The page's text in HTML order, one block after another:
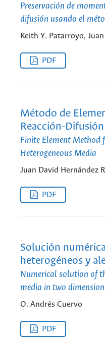
Preservación de
difusión usando el
Keith Y. Patarroyo,
PDF
Método de
Reacción-
Finite Element Method
Heterogeneous Media
Juan David Hernández
PDF
Solución
heterogéneos y
Numerical solution of
media in two
O. Andrés Cuervo
PDF